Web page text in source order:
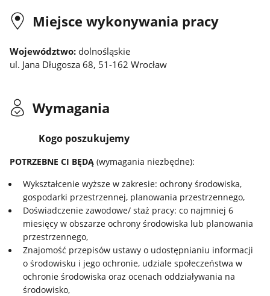
Miejsce wykonywania pracy
Województwo: dolnośląskie
ul. Jana Długosza 68, 51-162 Wrocław
Wymagania
Kogo poszukujemy
POTRZEBNE CI BĘDĄ(wymagania niezbędne):
Wykształcenie wyższe w zakresie: ochrony środowiska,
gospodarki przestrzennej, planowania przestrzennego,
Doświadczenie zawodowe/ staż pracy: co najmniej 6
miesięcy w obszarze ochrony środowiska lub planowania
przestrzennego,
Znajomość przepisów ustawy o udostępnianiu informacji
o środowisku i jego ochronie, udziale społeczeństwa w
ochronie środowiska oraz ocenach oddziaływania na
środowisko,